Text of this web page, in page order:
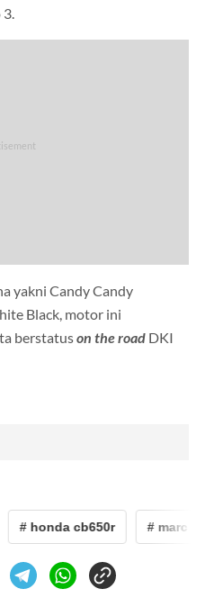
3.
yakni Candy Candy
Black, motor ini
berstatuson the road DKI
# honda cb650r # marc